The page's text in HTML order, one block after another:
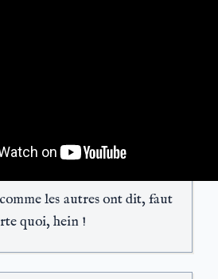
les autres ont dit, faut
quoi, hein !